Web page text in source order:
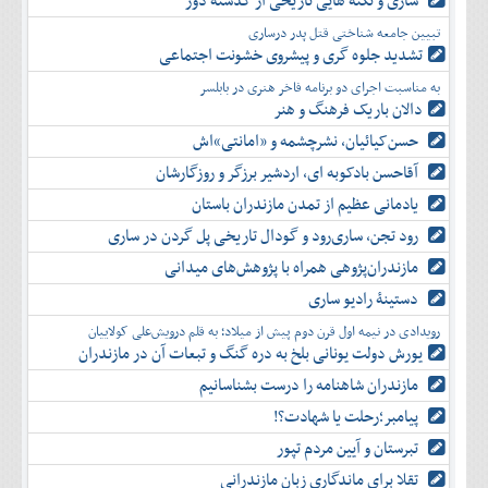
بهمن
اسفند
آذر
دی
بهمن
اسفند
تبیین جامعه شناختی قتل پدر درساری
تشدید جلوه‌ گری و پیشروی خشونت اجتماعی
به مناسبت اجرای دو برنامه فاخر هنری در بابلسر
دالان باریک فرهنگ و هنر
حسن‌کیائیان، نشرچشمه و «امانتی»اش
آقاحسن بادکوبه ای، اردشیر برزگر و روزگارشان
یادمانی عظیم از تمدن مازندران باستان
رود تجن، ساری‌رود و گودال تاریخی پل گردن در ساری
مازندران‌پژوهی همراه با پژوهش‌های میدانی
دستینۀ رادیو ساری
رویدادی در نیمه اول قرن دوم پیش از میلاد؛ به قلم درویش‌علی کولاییان
یورش دولت یونانی بلخ به دره گنگ و تبعات آن در مازندران
مازندران شاهنامه را درست بشناسانیم
پیامبر؛رحلت یا شهادت؟!
تبرستان و آیین مردم تپور
تقلا برای ماندگاری زبان مازندرانی